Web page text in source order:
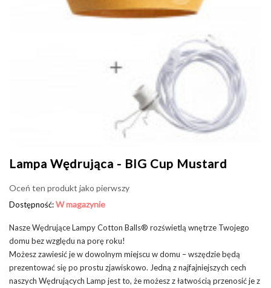
Lampa Wędrująca - BIG Cup Mustard
Oceń ten produkt jako pierwszy
Dostępność:W magazynie
Nasze Wędrujące Lampy Cotton Balls® rozświetlą wnętrze Twojego
domu bez względu na porę roku!
Możesz zawiesić je w dowolnym miejscu w domu – wszędzie będą
prezentować się po prostu zjawiskowo. Jedną z najfajniejszych cech
naszych Wędrujących Lamp jest to, że możesz z łatwością przenosić je z